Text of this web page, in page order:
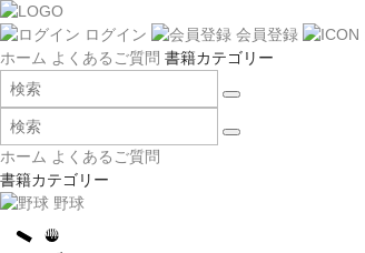
ログイン 会員登録
ホーム よくあるご質問 書籍カテゴリー
ホーム よくあるご質問
書籍カテゴリー
野球